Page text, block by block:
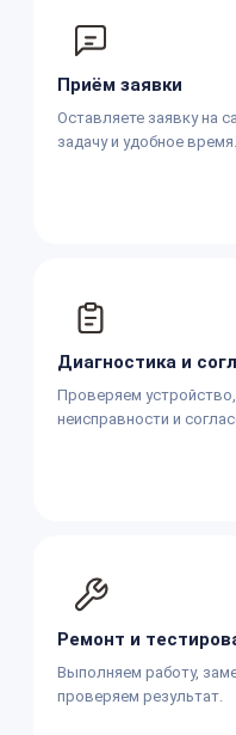
Приём заявки
Оставляете заявку на
задачу и удобное время.
Диагностика и
Проверяем
неисправности и
Ремонт и
Выполняем работу,
проверяем результат.